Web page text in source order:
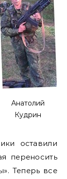
Анатолий
Кудрин
оставили
переносить
Теперь все